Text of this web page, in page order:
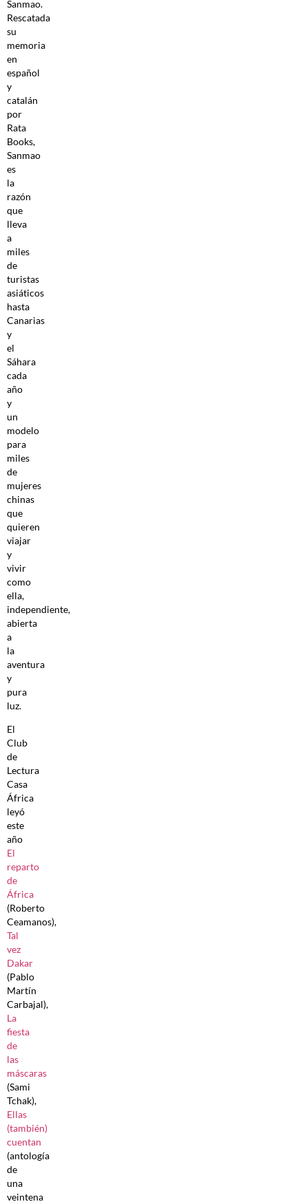
Sanmao.
Rescatada
su
memoria
en
español
y
catalán
por
Rata
Books,
Sanmao
es
la
razón
que
lleva
a
miles
de
turistas
asiáticos
hasta
Canarias
y
el
Sáhara
cada
año
y
un
modelo
para
miles
de
mujeres
chinas
que
quieren
viajar
y
vivir
como
ella,
independiente,
abierta
a
la
aventura
y
pura
luz.
El
Club
de
Lectura
Casa
África
leyó
este
año
El
reparto
de
África
(Roberto
Ceamanos),
Tal
vez
Dakar
(Pablo
Martín
Carbajal),
La
fiesta
de
las
máscaras
(Sami
Tchak),
Ellas
(también)
cuentan
(antología
de
una
veintena